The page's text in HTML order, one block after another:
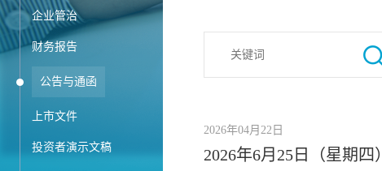
企业管治
财务报告
公告与通函
上市文件
投资者演示文稿
2026年04月22日
2026年6月25日（星期